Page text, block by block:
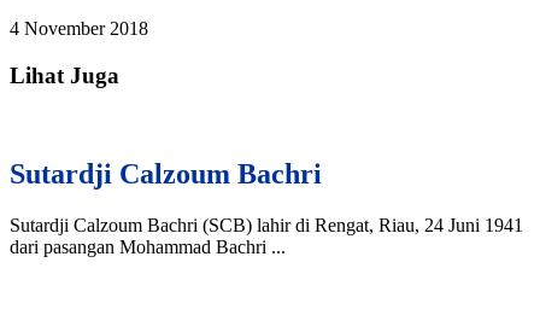
4 November 2018
Lihat Juga
Sutardji Calzoum Bachri
Sutardji Calzoum Bachri (SCB) lahir di Rengat, Riau, 24 Juni 1941
dari pasangan Mohammad Bachri ...